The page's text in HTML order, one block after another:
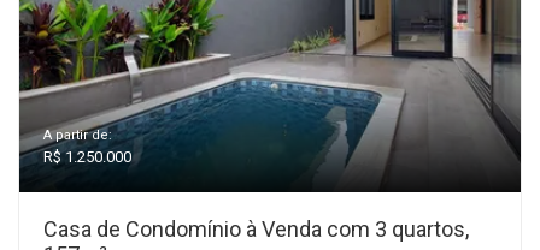
A partir de:
R$ 1.250.000
Casa de Condomínio à Venda com 3 quartos,